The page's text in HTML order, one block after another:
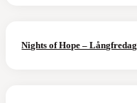
Nights of Hope – Långfredag